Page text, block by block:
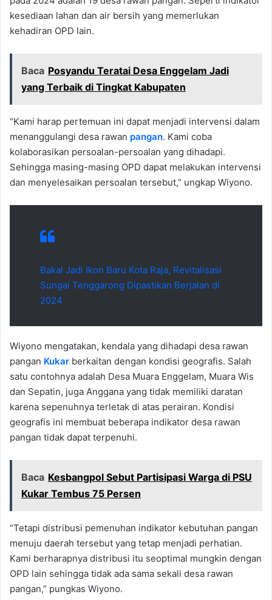
kesediaan lahan dan air bersih yang memerlukan
kehadiran OPD lain.
Baca Posyandu Teratai Desa Enggelam Jadi
yang Terbaik di Tingkat Kabupaten
“Kami harap pertemuan ini dapat menjadi intervensi dalam
menanggulangi desa rawan pangan. Kami coba
kolaborasikan persoalan-persoalan yang dihadapi.
Sehingga masing-masing OPD dapat melakukan intervensi
dan menyelesaikan persoalan tersebut,” ungkap Wiyono.
Bakal Jadi Ikon Baru Kota Raja, Revitalisasi
Sungai Tenggarong Dipastikan Berjalan di
2024
Wiyono mengatakan, kendala yang dihadapi desa rawan
pangan Kukar berkaitan dengan kondisi geografis. Salah
satu contohnya adalah Desa Muara Enggelam, Muara Wis
dan Sepatin, juga Anggana yang tidak memiliki daratan
karena sepenuhnya terletak di atas perairan. Kondisi
geografis ini membuat beberapa indikator desa rawan
pangan tidak dapat terpenuhi.
Baca Kesbangpol Sebut Partisipasi Warga di PSU
Kukar Tembus 75 Persen
“Tetapi distribusi pemenuhan indikator kebutuhan pangan
menuju daerah tersebut yang tetap menjadi perhatian.
Kami berharapnya distribusi itu seoptimal mungkin dengan
OPD lain sehingga tidak ada sama sekali desa rawan
pangan,” pungkas Wiyono.